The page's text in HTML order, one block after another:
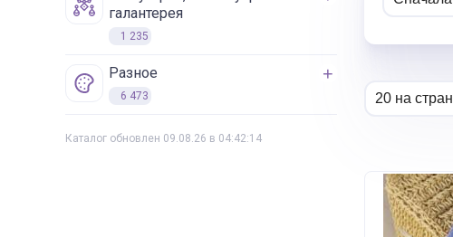
галантерея
1 235
разное
6 473
Каталог обновлен 09.08.26 в 04:42:14